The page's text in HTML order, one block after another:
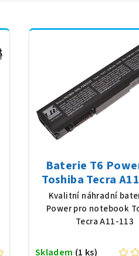
Baterie T6
Toshiba Tecra
Li-Ion, 10,8 V,
(56 Wh),
Kvalitní náhradní
Power pro notebook
Tecra A11-113
Skladem (1 ks)